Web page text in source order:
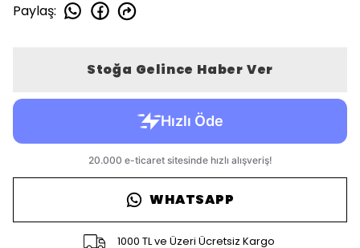
Paylaş:
Stoğa Gelince Haber Ver
WHATSAPP
1000 TL ve Üzeri Ücretsiz Kargo